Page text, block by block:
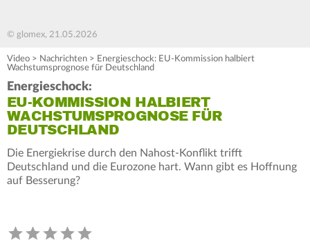
© glomex, 21.05.2026
Video > Nachrichten > Energieschock: EU-Kommission halbiert
Wachstumsprognose für Deutschland
Energieschock:
EU-KOMMISSION HALBIERT
WACHSTUMSPROGNOSE FÜR
DEUTSCHLAND
Die Energiekrise durch den Nahost-Konflikt trifft
Deutschland und die Eurozone hart. Wann gibt es Hoffnung
auf Besserung?